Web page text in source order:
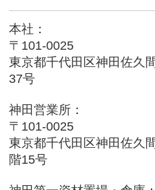
本社：
〒101-0025
東京都千代田区神田佐
37号
神田営業所：
〒101-0025
東京都千代田区神田佐
階15号